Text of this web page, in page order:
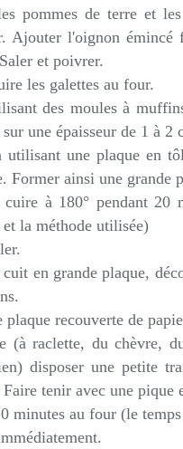
pommes de terre et
Ajouter l'oignon
et poivrer.
les galettes au four.
des moules à
une épaisseur de 1 à 2
utilisant une plaque en
Former ainsi une grande
cuire à 180° pendant
et la méthode utilisée)
en grande plaque,
plaque recouverte de
(à raclette, du chèvre,
disposer une petite
Faire tenir avec une pique
minutes au four (le